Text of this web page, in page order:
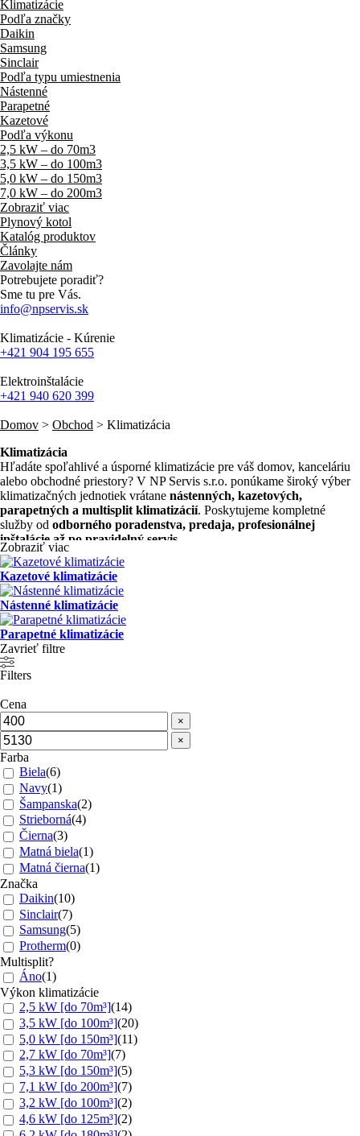
Klimatizácie
Podľa značky
Daikin
Samsung
Sinclair
Podľa typu umiestnenia
Nástenné
Parapetné
Kazetové
Podľa výkonu
2,5 kW – do 70m3
3,5 kW – do 100m3
5,0 kW – do 150m3
7,0 kW – do 200m3
Zobraziť viac
Plynový kotol
Katalóg produktov
Články
Zavolajte nám
Potrebujete poradiť?
Sme tu pre Vás.
info@npservis.sk
Klimatizácie - Kúrenie
+421 904 195 655
Elektroinštalácie
+421 940 620 399
Domov > Obchod > Klimatizácia
Klimatizácia
Hľadáte spoľahlivé a úsporné klimatizácie pre váš domov, kanceláriu
alebo obchodné priestory? V NP Servis s.r.o. ponúkame široký výber
klimatizačných jednotiek vrátane nástenných, kazetových,
parapetných a multisplit klimatizácií. Poskytujeme kompletné
služby od odborného poradenstva, predaja, profesionálnej
inštalácie až po pravidelný servis.
Typy klimatizácií, ktoré ponúkame:
✅Nástenné klimatizácie
chladenie.
✅Kazetové klimatizácie
komerčné priestory s podhľadovým stropom.
✅Parapetné klimatizácie
distribúciou vzduchu.
✅
vnútorných jednotiek k jednej vonkajšej jednotke.
Profesionálna montáž a spoľahlivý servis
Každú klimatizáciu odborne namontujeme a nastavíme tak, aby
pracovala efektívne a s maximálnou úsporou energie. Okrem inštalácie
poskytujeme ajpravidelnú údržbu a servis
vašej klimatizácie a zabezpečíme jej bezproblémovú prevádzku.
📞 Kontaktujte nás ešte dnes
ideálneho riešenia!
Zobraziť viac
Kazetové klimatizácie
Nástenné klimatizácie
Parapetné klimatizácie
Zavrieť filtre
Filters
Cena
×
×
Farba
Biela(6)
Navy(1)
Šampanska(2)
Strieborná(4)
Čierna(3)
Matná biela(1)
Matná čierna(1)
Značka
Daikin(10)
Sinclair(7)
Samsung(5)
Protherm(0)
Multisplit?
Áno(1)
Výkon klimatizácie
2,5 kW [do 70m³](14)
3,5 kW [do 100m³](20)
5,0 kW [do 150m³](11)
2,7 kW [do 70m³](7)
5,3 kW [do 150m³](5)
7,1 kW [do 200m³](7)
3,2 kW [do 100m³](2)
4,6 kW [do 125m³](2)